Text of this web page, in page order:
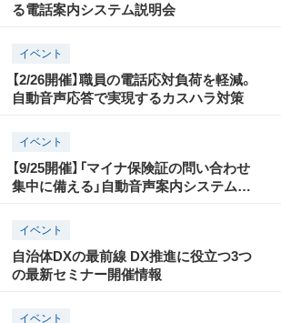
る電話案内システム説明会
イベント
【2/26開催】職員の電話応対負荷を軽減。
自動音声応答で実現するカスハラ対策
イベント
【9/25開催】「マイナ保険証の問い合わせ
集中に備える」自動音声案内システム説
イベント
自治体DXの最前線 DX推進に役立つ3つ
の最新セミナー開催情報
イベント